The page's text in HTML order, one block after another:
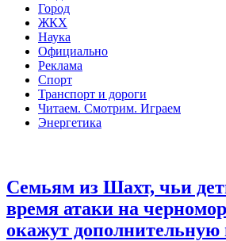
Город
ЖКХ
Наука
Официально
Реклама
Спорт
Транспорт и дороги
Читаем. Смотрим. Играем
Энергетика
Семьям из Шахт, чьи
время атаки на
окажут